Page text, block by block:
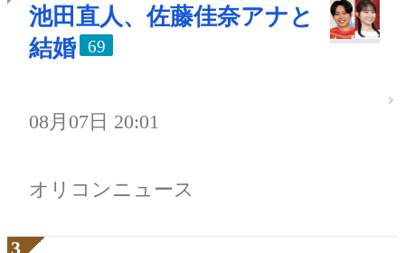
池田直人、佐藤佳奈アナと
結婚
69
08月07日 20:01
オリコンニュース